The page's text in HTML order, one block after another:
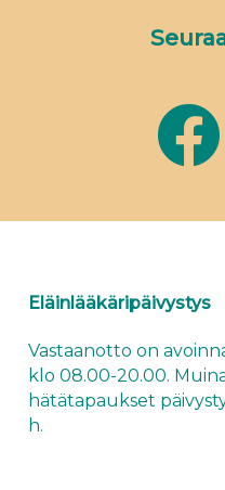
Eläinlääkäripäivystys
Vastaanotto on
klo 08.00-20.00.
hätätapaukset
h.